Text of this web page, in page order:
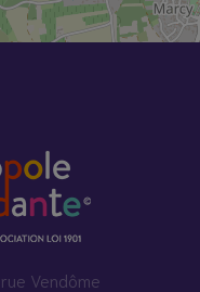
Vendôme